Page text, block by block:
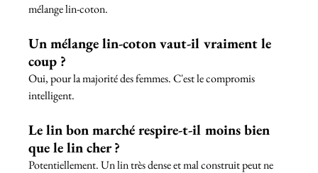
mélange lin-coton.
Un mélange lin-coton vaut-il vraiment le
coup ?
Oui, pour la majorité des femmes. C'est le compromis
intelligent.
Le lin bon marché respire-t-il moins bien
que le lin cher ?
Potentiellement. Un lin très dense et mal construit peut ne